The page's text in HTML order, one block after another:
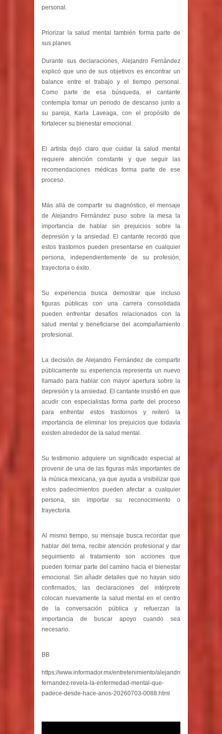
personal.
Priorizar la salud mental también forma parte de
sus planes
Durante sus declaraciones, Alejandro Fernández
explicó que uno de sus objetivos es encontrar un
balance entre el trabajo y el tiempo personal.
Como parte de esa búsqueda, el cantante
contempla tomar un periodo de descanso junto a
su pareja, Karla Laveaga, con el propósito de
fortalecer su bienestar emocional.
El artista dejó claro que cuidar la salud mental
requiere atención constante y que seguir las
recomendaciones médicas forma parte de ese
proceso.
Más allá de compartir su diagnóstico, el mensaje
de Alejandro Fernández puso sobre la mesa la
importancia de hablar sin prejuicios sobre la
depresión y la ansiedad. El cantante recordó que
estos trastornos pueden presentarse en cualquier
persona, independientemente de su profesión,
trayectoria o éxito.
Su experiencia busca demostrar que incluso
figuras públicas con una carrera consolidada
pueden enfrentar desafíos relacionados con la
salud mental y beneficiarse del acompañamiento
profesional.
La decisión de Alejandro Fernández de compartir
públicamente su experiencia representa un nuevo
llamado para hablar con mayor apertura sobre la
depresión y la ansiedad. El cantante insistió en que
acudir con especialistas forma parte del proceso
para enfrentar estos trastornos y reiteró la
importancia de eliminar los prejuicios que todavía
existen alrededor de la salud mental.
Su testimonio adquiere un significado especial al
provenir de una de las figuras más importantes de
la música mexicana, ya que ayuda a visibilizar que
estos padecimientos pueden afectar a cualquier
persona, sin importar su reconocimiento o
trayectoria.
Al mismo tiempo, su mensaje busca recordar que
hablar del tema, recibir atención profesional y dar
seguimiento al tratamiento son acciones que
pueden formar parte del camino hacia el bienestar
emocional. Sin añadir detalles que no hayan sido
confirmados, las declaraciones del intérprete
colocan nuevamente la salud mental en el centro
de la conversación pública y refuerzan la
importancia de buscar apoyo cuando sea
necesario.
BB
https://www.informador.mx/entretenimiento/alejandro-
fernandez-revela-la-enfermedad-mental-que-
padece-desde-hace-anos-20260703-0088.html